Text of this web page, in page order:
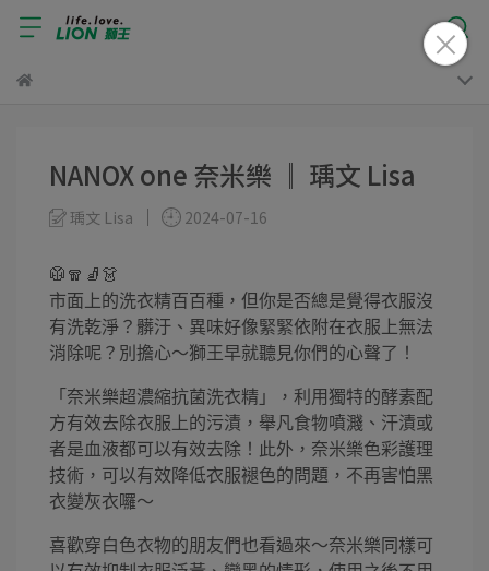
NANOX one 奈米樂 ║ 瑀文 Lisa
瑀文 Lisa 2024-07-16
🥼🧣🧦👗
市面上的洗衣精百百種，但你是否總是覺得衣服沒
有洗乾淨？髒汙、異味好像緊緊依附在衣服上無法
消除呢？別擔心～獅王早就聽見你們的心聲了！
「奈米樂超濃縮抗菌洗衣精」，利用獨特的酵素配
方有效去除衣服上的污漬，舉凡食物噴濺、汗漬或
者是血液都可以有效去除！此外，奈米樂色彩護理
技術，可以有效降低衣服褪色的問題，不再害怕黑
衣變灰衣囉～
喜歡穿白色衣物的朋友們也看過來～奈米樂同樣可